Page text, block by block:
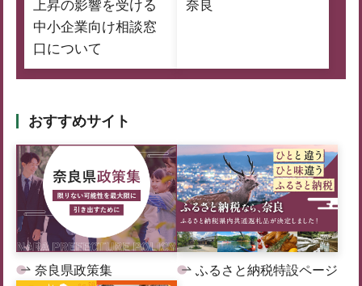
上昇の影響を受ける
中小企業向け相談窓
口について
奈良
おすすめサイト
奈良県政策集 ふるさと納税特設ページ